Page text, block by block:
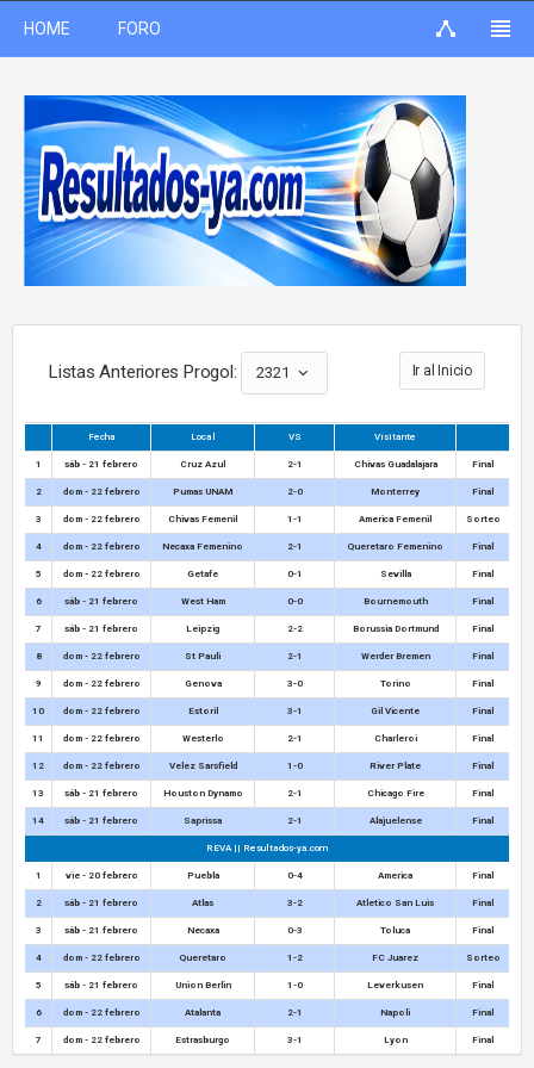
HOME FORO
Listas Anteriores Progol: 2321 Ir al Inicio
Fecha Local VS Visitante
1 sáb - 21 febrero Cruz Azul 2-1 Chivas Guadalajara Final
2 dom - 22 febrero Pumas UNAM 2-0 Monterrey Final
3 dom - 22 febrero Chivas Femenil 1-1 America Femenil Sorteo
4 dom - 22 febrero Necaxa Femenino 2-1 Queretaro Femenino Final
5 dom - 22 febrero Getafe 0-1 Sevilla Final
6 sáb - 21 febrero West Ham 0-0 Bournemouth Final
7 sáb - 21 febrero Leipzig 2-2 Borussia Dortmund Final
8 dom - 22 febrero St Pauli 2-1 Werder Bremen Final
9 dom - 22 febrero Genova 3-0 Torino Final
10 dom - 22 febrero Estoril 3-1 Gil Vicente Final
11 dom - 22 febrero Westerlo 2-1 Charleroi Final
12 dom - 22 febrero Velez Sarsfield 1-0 River Plate Final
13 sáb - 21 febrero Houston Dynamo 2-1 Chicago Fire Final
14 sáb - 21 febrero Saprissa 2-1 Alajuelense Final
REVA || Resultados-ya.com
1 vie - 20 febrero Puebla 0-4 America Final
2 sáb - 21 febrero Atlas 3-2 Atletico San Luis Final
3 sáb - 21 febrero Necaxa 0-3 Toluca Final
4 dom - 22 febrero Queretaro 1-2 FC Juarez Sorteo
5 sáb - 21 febrero Union Berlin 1-0 Leverkusen Final
6 dom - 22 febrero Atalanta 2-1 Napoli Final
7 dom - 22 febrero Estrasburgo 3-1 Lyon Final